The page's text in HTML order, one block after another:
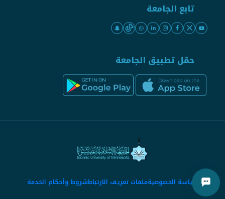
تابع الجامعة
حمّل تطبيق الجامعة
سياسة الخصوصيةملفات تعريف الارتباطشروط وأحكام الخدمة